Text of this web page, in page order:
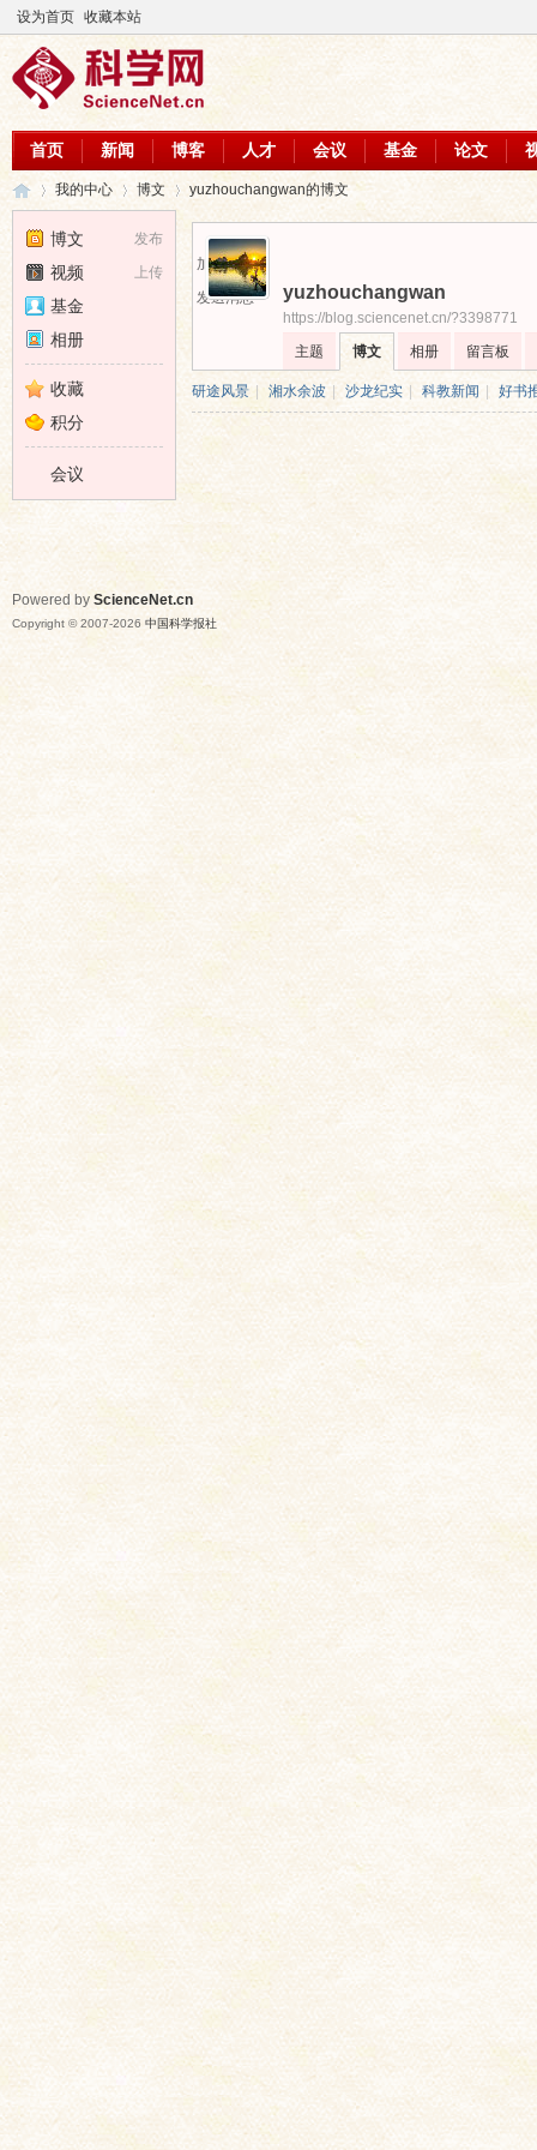
设为首页 收藏本站
首页 新闻 博客 人才 会议 基金 论文
›
我的中心 博文 yuzhouchangwan的博文
加为好友
发送消息
yuzhouchangwan
https://blog.sciencenet.cn/?3398771
主题
博文 相册 留言板
研途风景 湘水余波 沙龙纪实 科教新闻 好书
发布
博文
上传
视频
基金
相册
收藏
积分
会议
Powered by ScienceNet.cn
Copyright © 2007-2026 中国科学报社